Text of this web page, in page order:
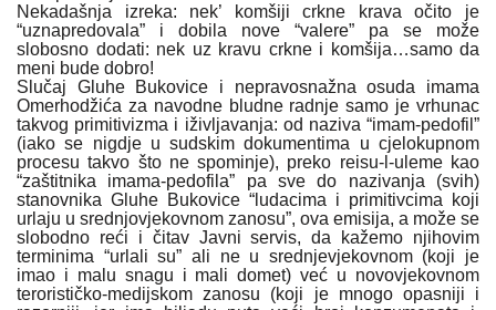
Nekadašnja izreka: nek’ komšiji crkne krava očito je
“uznapredovala” i dobila nove “valere” pa se može
slobosno dodati: nek uz kravu crkne i komšija…samo da
meni bude dobro!
Slučaj Gluhe Bukovice i nepravosnažna osuda imama
Omerhodžića za navodne bludne radnje samo je vrhunac
takvog primitivizma i iživljavanja: od naziva “imam-pedofil”
(iako se nigdje u sudskim dokumentima u cjelokupnom
procesu takvo što ne spominje), preko reisu-l-uleme kao
“zaštitnika imama-pedofila” pa sve do nazivanja (svih)
stanovnika Gluhe Bukovice “ludacima i primitivcima koji
urlaju u srednjovjekovnom zanosu”, ova emisija, a može se
slobodno reći i čitav Javni servis, da kažemo njihovim
terminima “urlali su” ali ne u srednjevjekovnom (koji je
imao i malu snagu i mali domet) već u novovjekovnom
terorističko-medijskom zanosu (koji je mnogo opasniji i